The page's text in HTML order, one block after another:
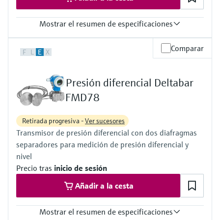
(0.15...580 psi)
Mostrar el resumen de especificaciones
0,075%
Temperatura del proceso
-40 °C...85 °C
(-40 °F...185 °F)
Rango de medición del proceso
10 mbar...250 bar
(0.15 psi...3750 psi)
Principales partes húmedas
Aleación C276
316L
Monel
Tántalo
Material de la membrana de proceso
Oro-Rodio
F L E X Comparar
Presión diferencial Deltabar
FMD78
Retirada progresiva -Ver sucesores
Transmisor de presión diferencial con dos diafragmas
separadores para medición de presión diferencial y
nivel
Precio tras inicio de sesión
Añadir a la cesta
Mostrar el resumen de especificaciones